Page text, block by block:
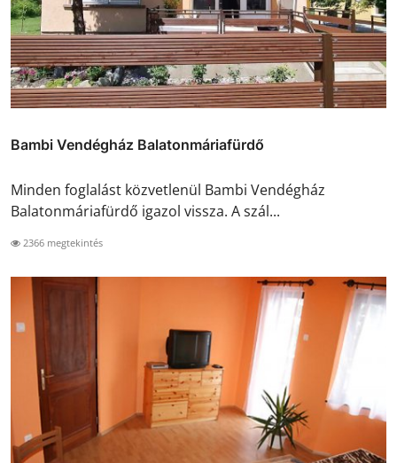
Bambi Vendégház Balatonmáriafürdő
Minden foglalást közvetlenül Bambi Vendégház
Balatonmáriafürdő igazol vissza. A szál...
2366 megtekintés